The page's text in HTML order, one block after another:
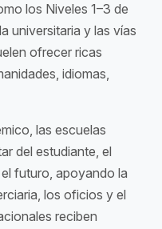
los Niveles 1–3 de
universitaria y las vías
ofrecer ricas
idiomas,
las escuelas
del estudiante, el
futuro, apoyando la
los oficios y el
reciben